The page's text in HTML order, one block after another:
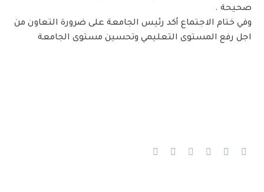
صحيحة .
وفي ختام الاجتماع أكد رئيس الجامعة على ضرورة التعاون من
اجل رفع المستوى التعليمي وتحسين مستوى الجامعة